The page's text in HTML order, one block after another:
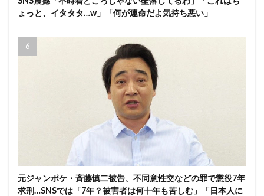
ょっと、イタタタ…w」「何が運命だよ気持ち悪い」
元ジャンポケ・斉藤慎二被告、不同意性交などの罪で懲役7年
求刑…SNSでは「7年？被害者は何十年も苦しむ」「日本人に